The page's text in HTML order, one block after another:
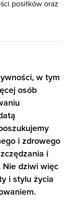
posiłków oraz
w tym
osób
i zdrowego
i
Nie dziwi więc
i stylu życia